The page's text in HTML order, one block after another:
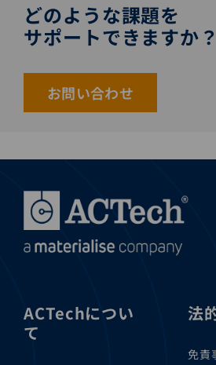
どのような課題を
サポートできますか？
お問い合わせ
ACTechについ
て
法
免責